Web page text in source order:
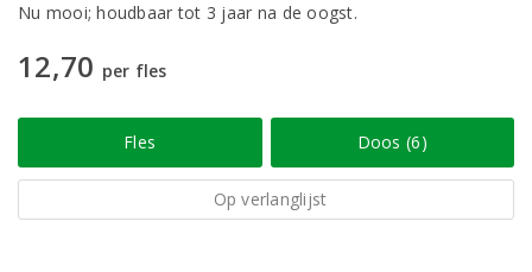
Nu mooi; houdbaar tot 3 jaar na de oogst.
12,70 per fles
Fles Doos (6)
Op verlanglijst